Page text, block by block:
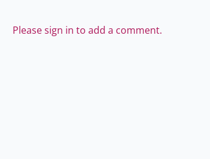
Please sign in to add a comment.